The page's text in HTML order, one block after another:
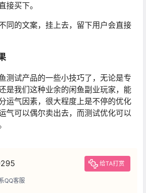
接买下。
同的文案，挂上去，留下用户会直接
测试产品的一些小技巧了，无论是专
是我们这种业余的闲鱼副业玩家，能
运气因素，很大程度上是不停的优化
气可以偶尔卖出去，而测试优化可以
给TA打赏
QQ客服